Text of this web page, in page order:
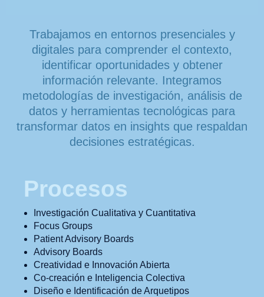
Trabajamos en entornos presenciales y
digitales para comprender el contexto,
identificar oportunidades y obtener
información relevante. Integramos
metodologías de investigación, análisis de
datos y herramientas tecnológicas para
transformar datos en insights que respaldan
decisiones estratégicas.
Procesos
Investigación Cualitativa y Cuantitativa
Focus Groups
Patient Advisory Boards
Advisory Boards
Creatividad e Innovación Abierta
Co-creación e Inteligencia Colectiva
Diseño e Identificación de Arquetipos